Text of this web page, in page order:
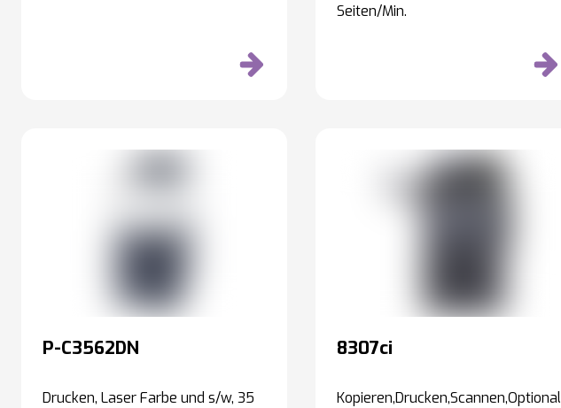
Seiten/Min.
P-C3562DN
Drucken, Laser Farbe und s/w, 35
8307ci
Kopieren,Drucken,Scannen,Optional: